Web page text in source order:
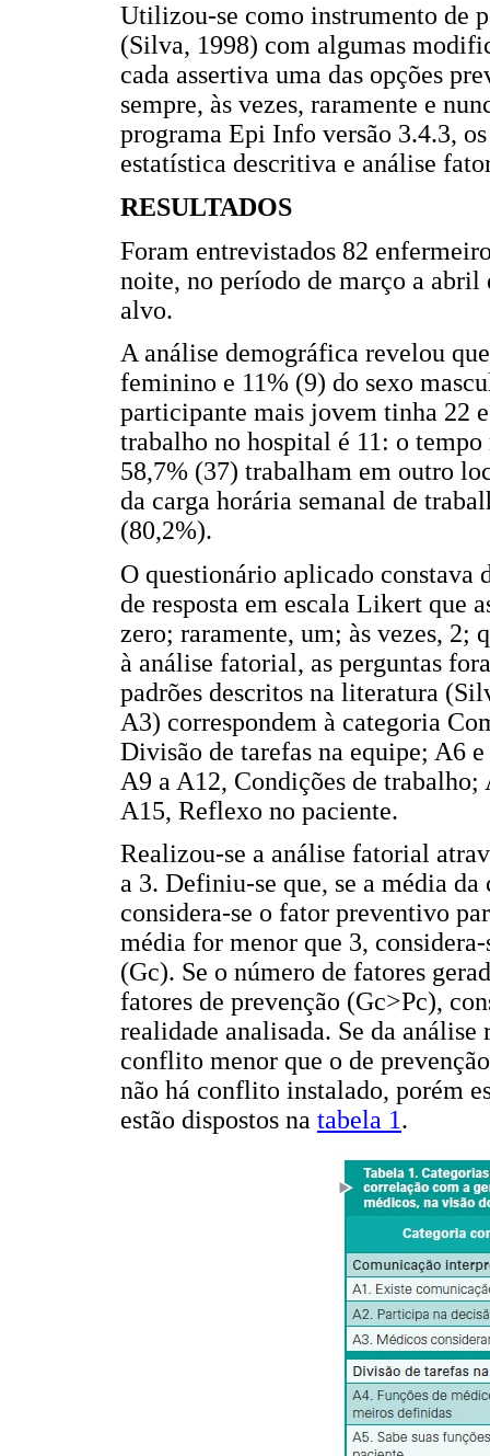
Utilizou-se como instrumento de
(Silva, 1998) com algumas
cada assertiva uma das opções
sempre, às vezes, raramente e
programa Epi Info versão 3.4.3,
estatística descritiva e análise
RESULTADOS
Foram entrevistados 82
noite, no período de março a abril
alvo.
A análise demográfica revelou
feminino e 11% (9) do sexo
participante mais jovem tinha 22
trabalho no hospital é 11: o
58,7% (37) trabalham em outro
da carga horária semanal de
(80,2%).
O questionário aplicado constava
de resposta em escala Likert que
zero; raramente, um; às vezes, 2;
à análise fatorial, as perguntas
padrões descritos na literatura
A3) correspondem à categoria
Divisão de tarefas na equipe; A6
A9 a A12, Condições de
A15, Reflexo no paciente.
Realizou-se a análise fatorial
a 3. Definiu-se que, se a média
considera-se o fator preventivo
média for menor que 3,
(Gc). Se o número de fatores
fatores de prevenção (Gc>Pc),
realidade analisada. Se da
conflito menor que o de
não há conflito instalado, porém
estão dispostos na tabela 1.